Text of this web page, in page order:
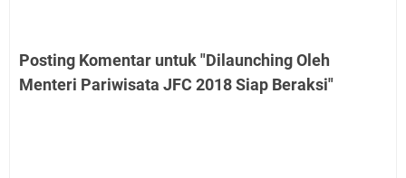
Posting Komentar untuk "Dilaunching Oleh
Menteri Pariwisata JFC 2018 Siap Beraksi"